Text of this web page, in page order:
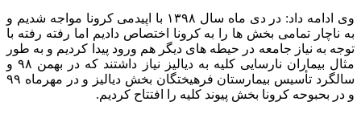
وی ادامه داد: در دی ماه سال ۱۳۹۸ با اپیدمی کرونا مواجه شدیم و
به ناچار تمامی بخش ها را به کرونا اختصاص دادیم اما رفته رفته با
توجه به نیاز جامعه در حیطه های دیگر هم ورود پیدا کردیم و به طور
مثال بیماران نارسایی کلیه به دیالیز نیاز داشتند که در بهمن ۹۸ و
سالگرد تأسیس بیمارستان فرهیختگان بخش دیالیز و در مهرماه ۹۹
و در بحبوحه کرونا بخش پیوند کلیه را افتتاح کردیم.